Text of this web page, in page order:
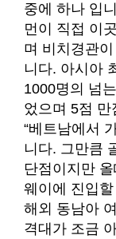
중에 하나 입
먼이 직접 이
며 비치경관
니다. 아시아
1000명의 넘
었으며 5점
“베트남에서
니다. 그만큼
단점이지만
웨이에 진입
해외 동남아
격대가 조금